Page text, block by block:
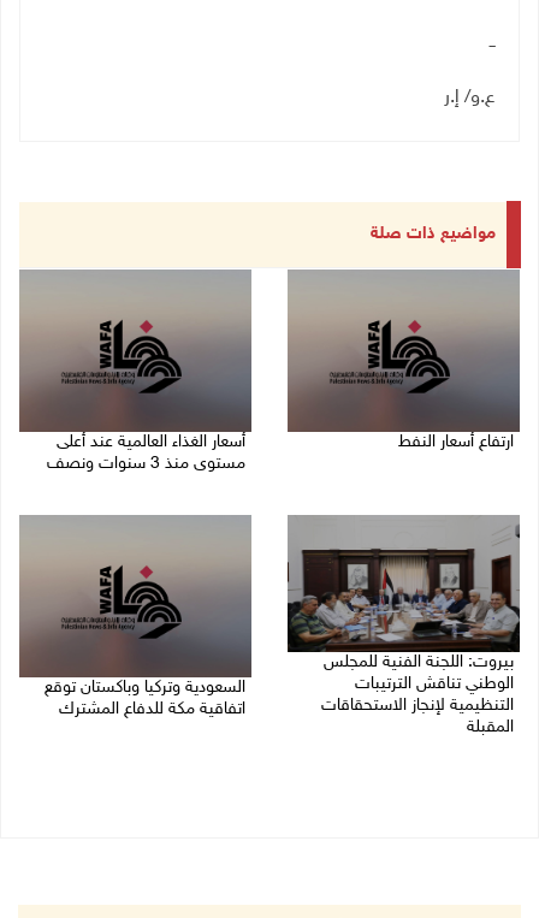
ــ
ع.و/ إ.ر
مواضيع ذات صلة
ارتفاع أسعار النفط
أسعار الغذاء العالمية عند أعلى
مستوى منذ 3 سنوات ونصف
بيروت: اللجنة الفنية للمجلس
الوطني تناقش الترتيبات
التنظيمية لإنجاز الاستحقاقات
المقبلة
السعودية وتركيا وباكستان توقع
اتفاقية مكة للدفاع المشترك